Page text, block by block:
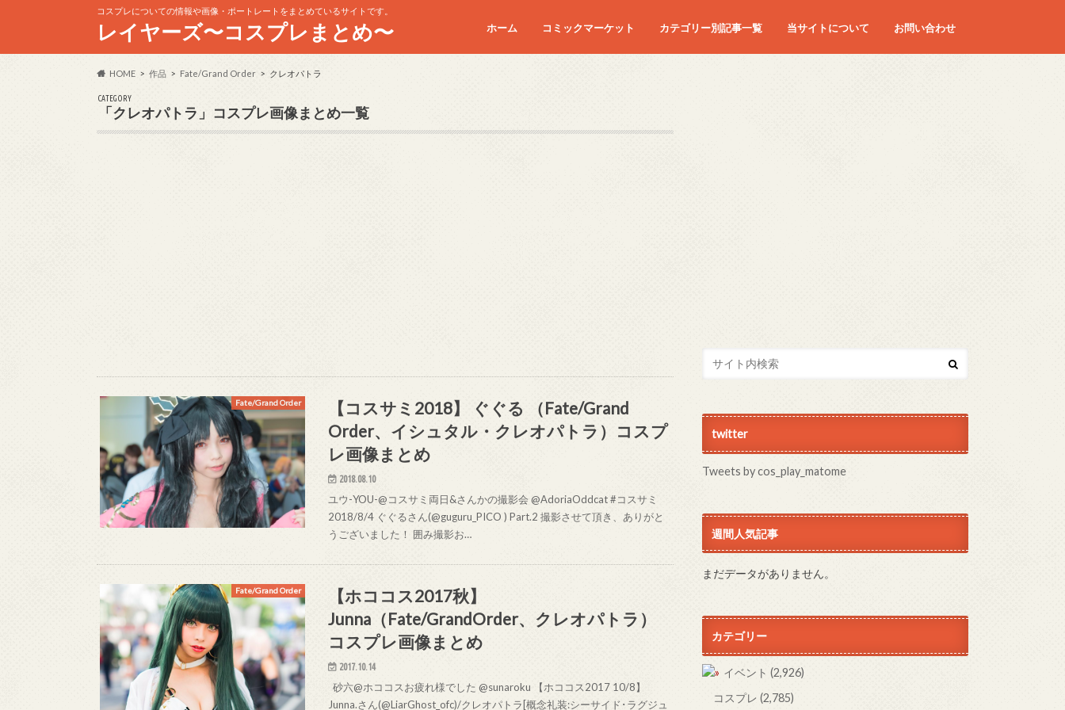
コスプレについての情報や画像・ポートレートをまとめているサイトです。
レイヤーズ〜コスプレまとめ〜 ホーム コミックマーケット
コミケC90
コミケC91
コミケC92
コミケC93
コミケC94
コミケC95
カテゴリー別記事一覧 当サイトについて お問い合わせ
HOME 作品 Fate/Grand Order クレオパトラ
CATEGORY
「クレオパトラ」コスプレ画像まとめ一覧
Fate/Grand Order
【コスサミ2018】 ぐぐる （Fate/Grand
Order、イシュタル・クレオパトラ）コスプ
レ画像まとめ
2018.08.10
ユウ-YOU-@コスサミ両日&さんかの撮影会 @AdoriaOddcat #コスサミ
2018/8/4 ぐぐるさん(@guguru_PICO ) Part.2 撮影させて頂き、ありがと
うございました！ 囲み撮影お…
Fate/Grand Order
【ホココス2017秋】
Junna（Fate/GrandOrder、クレオパトラ）
コスプレ画像まとめ
2017.10.14
砂六@ホココスお疲れ様でした @sunaroku 【ホココス2017 10/8】
Junna.さん(@LiarGhost_ofc)/クレオパトラ[概念礼装:シーサイド･ラグジュ
twitter
Tweets by cos_play_matome
週間人気記事
まだデータがありません。
カテゴリー
イベント (2,926)
コスプレ (2,785)